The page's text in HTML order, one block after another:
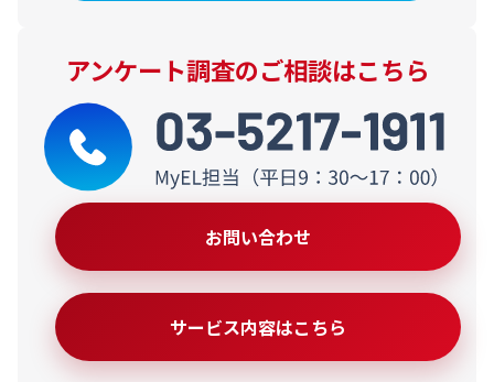
アンケート調査のご相談はこちら
お問い合わせ
サービス内容はこちら